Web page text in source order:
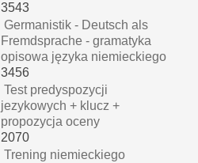
3543
Germanistik - Deutsch als
Fremdsprache - gramatyka
opisowa języka niemieckiego
3456
Test predyspozycji
jezykowych + klucz +
propozycja oceny
2070
Trening niemieckiego